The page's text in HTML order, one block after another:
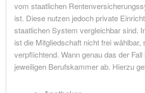
vom staatlichen
ist. Diese nutzen jedoch private
staatlichen System vergleichbar sind.
ist die Mitgliedschaft nicht frei wählbar,
verpflichtend. Wann genau das der
jeweiligen Berufskammer ab. Hierzu